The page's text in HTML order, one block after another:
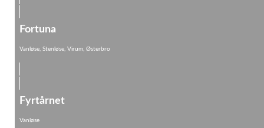
Fortuna
Vanløse, Stenløse, Virum, Østerbro
Fyrtårnet
Vanløse